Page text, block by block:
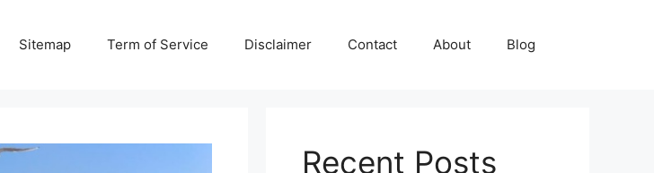
Sitemap Term of Service Disclaimer Contact About Blog
Recent Posts